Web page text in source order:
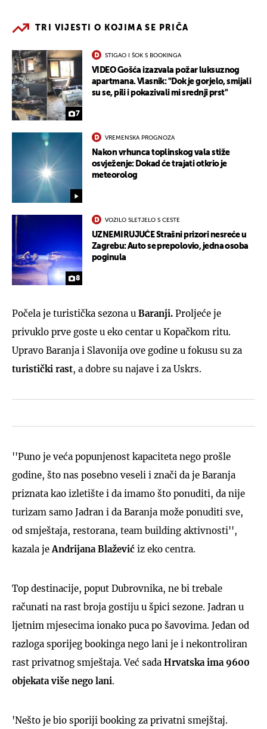
TRI VIJESTI O KOJIMA SE PRIČA
7
STIGAO I ŠOK S BOOKINGA
VIDEO Gošća izazvala požar luksuznog
apartmana. Vlasnik: "Dok je gorjelo, smijali
su se, pili i pokazivali mi srednji prst"
VREMENSKA PROGNOZA
Nakon vrhunca toplinskog vala stiže
osvježenje: Dokad će trajati otkrio je
meteorolog
8
VOZILO SLETJELO S CESTE
UZNEMIRUJUĆE Strašni prizori nesreće u
Zagrebu: Auto se prepolovio, jedna osoba
poginula
Počela je turistička sezona u Baranji. Proljeće je
privuklo prve goste u eko centar u Kopačkom ritu.
Upravo Baranja i Slavonija ove godine u fokusu su za
turistički rast, a dobre su najave i za Uskrs.
''Puno je veća popunjenost kapaciteta nego prošle
godine, što nas posebno veseli i znači da je Baranja
priznata kao izletište i da imamo što ponuditi, da nije
turizam samo Jadran i da Baranja može ponuditi sve,
od smještaja, restorana, team building aktivnosti'',
kazala je Andrijana Blažević iz eko centra.
Top destinacije, poput Dubrovnika, ne bi trebale
računati na rast broja gostiju u špici sezone. Jadran u
ljetnim mjesecima ionako puca po šavovima. Jedan od
razloga sporijeg bookinga nego lani je i nekontroliran
rast privatnog smještaja. Već sada Hrvatska ima 9600
objekata više nego lani.
'Nešto je bio sporiji booking za privatni smejštaj.